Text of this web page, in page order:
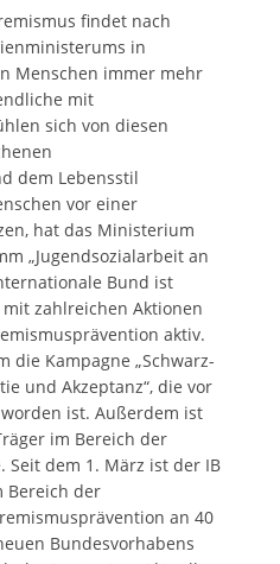
findet nach
in
Menschen immer mehr
mit
sich von diesen
dem Lebensstil
vor einer
hat das Ministerium
„Jugendsozialarbeit an
Bund ist
zahlreichen Aktionen
aktiv.
die Kampagne „Schwarz-
und Akzeptanz“, die vor
ist. Außerdem ist
im Bereich der
Seit dem 1. März ist der IB
Bereich der
an 40
Bundesvorhabens